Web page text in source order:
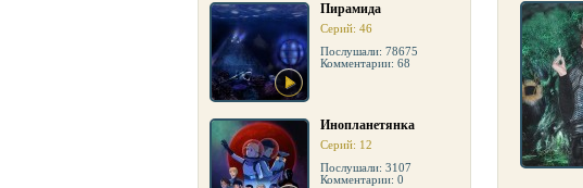
Пирамида
Серий: 46
Послушали: 78675
Комментарии: 68
Инопланетянка
Серий: 12
Послушали: 3107
Комментарии: 0